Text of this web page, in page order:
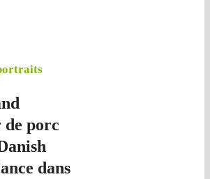
porc
dans